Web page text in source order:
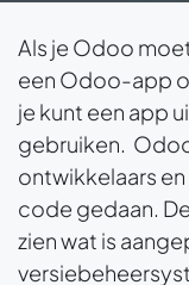
Als je Odoo
een Odoo-app
je kunt een app
gebruiken.
ontwikkelaars
code gedaan.
zien wat is